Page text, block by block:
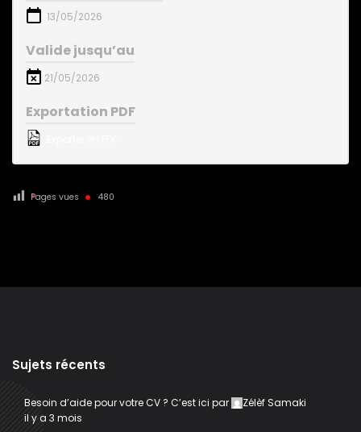
13/05/2026
Valide jusqu’au
21/05/2026
Exportation PDF
Pages vues 480
Sujets récents
Besoin d’aide pour votre CV ? C’est ici par
Zélèf Samaki
il y a 3 mois